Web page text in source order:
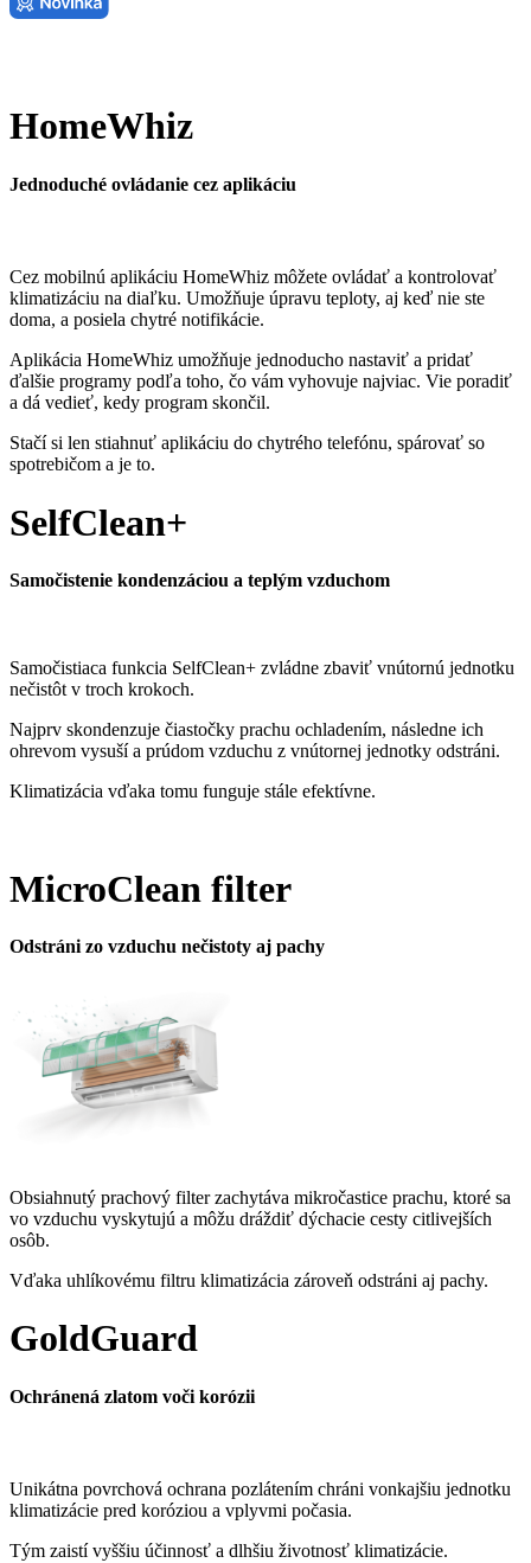
HomeWhiz
Jednoduché ovládanie cez aplikáciu
Cez mobilnú aplikáciu HomeWhiz môžete ovládať a kontrolovať
klimatizáciu na diaľku. Umožňuje úpravu teploty, aj keď nie ste
doma, a posiela chytré notifikácie.
Aplikácia HomeWhiz umožňuje jednoducho nastaviť a pridať
ďalšie programy podľa toho, čo vám vyhovuje najviac. Vie poradiť
a dá vedieť, kedy program skončil.
Stačí si len stiahnuť aplikáciu do chytrého telefónu, spárovať so
spotrebičom a je to.
SelfClean+
Samočistenie kondenzáciou a teplým vzduchom
Samočistiaca funkcia SelfClean+ zvládne zbaviť vnútornú jednotku
nečistôt v troch krokoch.
Najprv skondenzuje čiastočky prachu ochladením, následne ich
ohrevom vysuší a prúdom vzduchu z vnútornej jednotky odstráni.
Klimatizácia vďaka tomu funguje stále efektívne.
MicroClean filter
Odstráni zo vzduchu nečistoty aj pachy
Obsiahnutý prachový filter zachytáva mikročastice prachu, ktoré sa
vo vzduchu vyskytujú a môžu dráždiť dýchacie cesty citlivejších
osôb.
Vďaka uhlíkovému filtru klimatizácia zároveň odstráni aj pachy.
GoldGuard
Ochránená zlatom voči korózii
Unikátna povrchová ochrana pozlátením chráni vonkajšiu jednotku
klimatizácie pred koróziou a vplyvmi počasia.
Tým zaistí vyššiu účinnosť a dlhšiu životnosť klimatizácie.